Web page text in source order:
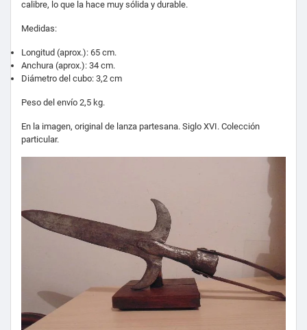
calibre, lo que la hace muy sólida y durable.
Medidas:
Longitud (aprox.): 65 cm.
Anchura (aprox.): 34 cm.
Diámetro del cubo: 3,2 cm
Peso del envío 2,5 kg.
En la imagen, original de lanza partesana. Siglo XVI. Colección
particular.